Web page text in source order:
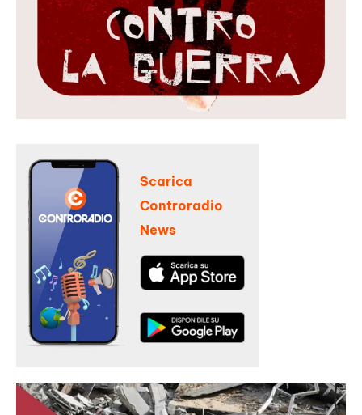
Scarica
Controradio
News